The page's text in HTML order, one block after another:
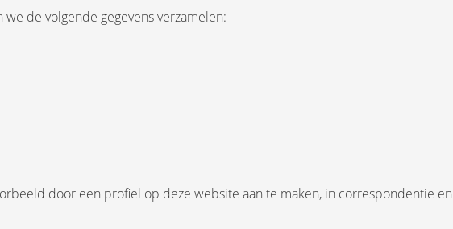
de volgende gegevens verzamelen:
door een profiel op deze website aan te maken, in correspondentie